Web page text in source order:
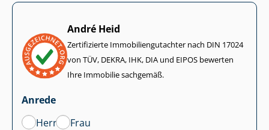
André Heid
Zertifizierte Im­mo­bi­li­en­gut­ach­ter nach DIN 17024
von TÜV, DEKRA, IHK, DIA und EIPOS bewerten
Ihre Immobilie sachgemäß.
Anrede
Herr
Frau